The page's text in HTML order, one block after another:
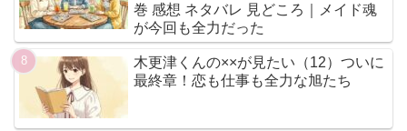
巻 感想 ネタバレ 見どころ｜メイド魂
が今回も全力だった
木更津くんの××が見たい（12）ついに
最終章！恋も仕事も全力な旭たち